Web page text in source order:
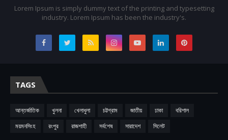
Lorem Ipsum is simply dummy text of the printing and typesetting
industry. Lorem Ipsum has been the industry's.
TAGS
আন্তর্জাতিক খুলনা খেলাধুলা চট্টগ্রাম জাতীয় ঢাকা
বরিশাল
ময়মনসিংহ
রংপুর রাজশাহী সর্বশেষ সারাদেশ সিলেট